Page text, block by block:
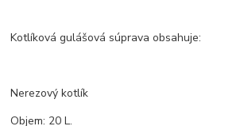
Kotlíková gulášová súprava obsahuje:
Nerezový kotlík
Objem: 20 L.